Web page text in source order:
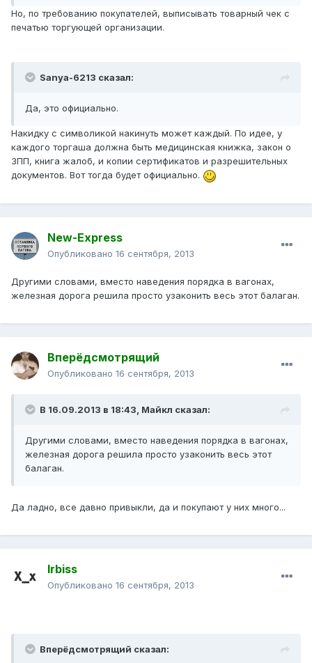
Но, по требованию покупателей, выписывать товарный чек с
печатью торгующей организации.
Sanya-6213 сказал:
Да, это официально.
Накидку с символикой накинуть может каждый. По идее, у
каждого торгаша должна быть медицинская книжка, закон о
ЗПП, книга жалоб, и копии сертификатов и разрешительных
документов. Вот тогда будет официально.
New-Express
Опубликовано 16 сентября, 2013
Другими словами, вместо наведения порядка в вагонах,
железная дорога решила просто узаконить весь этот балаган.
Вперёдсмотрящий
Опубликовано 16 сентября, 2013
В 16.09.2013 в 18:43, Майкл сказал:
Другими словами, вместо наведения порядка в вагонах,
железная дорога решила просто узаконить весь этот
балаган.
Да ладно, все давно привыкли, да и покупают у них много...
Irbiss
Опубликовано 16 сентября, 2013
Вперёдсмотрящий сказал: